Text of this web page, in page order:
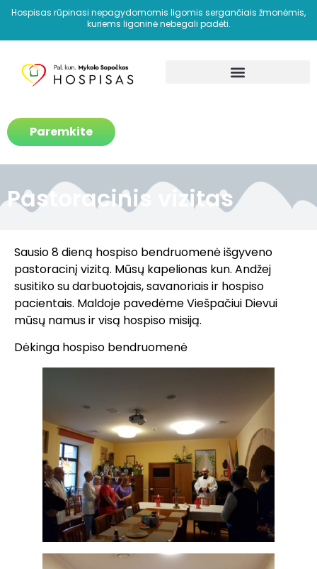
Hospisas rūpinasi nepagydomomis ligomis sergančiais žmonėmis,
kuriems ligoninė nebegali padėti.
Paremkite
Pastoracinis vizitas
Sausio 8 dieną hospiso bendruomenė išgyveno
pastoracinį vizitą. Mūsų kapelionas kun. Andžej
susitiko su darbuotojais, savanoriais ir hospiso
pacientais. Maldoje pavedėme Viešpačiui Dievui
mūsų namus ir visą hospiso misiją.
Dėkinga hospiso bendruomenė